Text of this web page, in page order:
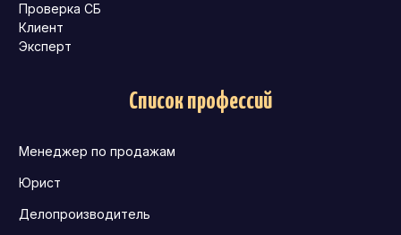
Проверка СБ
Клиент
Эксперт
Список профессий
Менеджер по продажам
Юрист
Делопроизводитель